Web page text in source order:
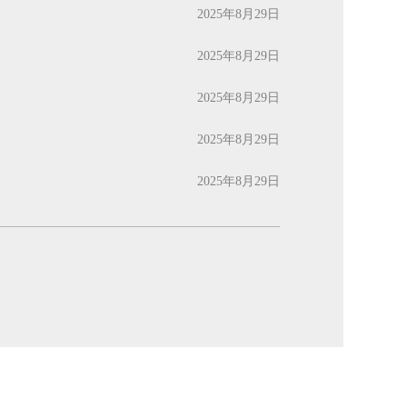
2025年8月29日
2025年8月29日
2025年8月29日
2025年8月29日
2025年8月29日